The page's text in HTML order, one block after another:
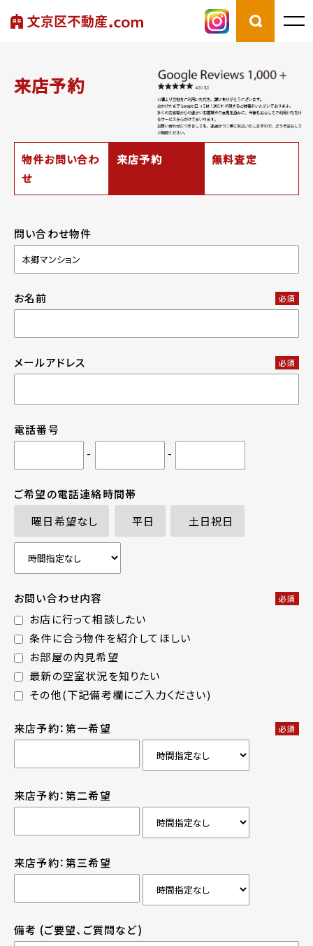
来店予約
物件お問い合わ
せ
来店予約 無料査定
問い合わせ物件
お名前 必須
メールアドレス 必須
電話番号
-
-
ご希望の電話連絡時間帯
曜日希望なし
平日 土日祝日
お問い合わせ内容 必須
お店に行って相談したい
条件に合う物件を紹介してほしい
お部屋の内見希望
最新の空室状況を知りたい
その他(下記備考欄にご入力ください)
来店予約：第一希望 必須
来店予約：第二希望
来店予約：第三希望
備考 (ご要望、ご質問など)